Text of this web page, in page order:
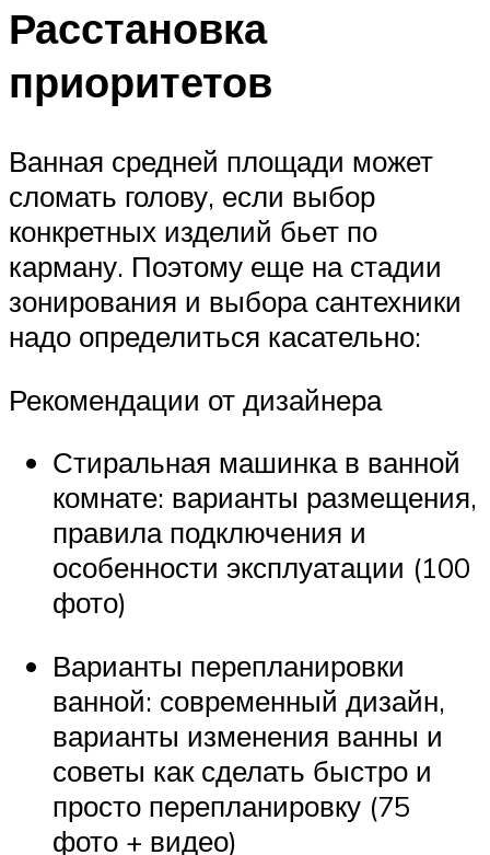
Расстановка
приоритетов
Ванная средней площади может
сломать голову, если выбор
конкретных изделий бьет по
карману. Поэтому еще на стадии
зонирования и выбора сантехники
надо определиться касательно:
Рекомендации от дизайнера
Стиральная машинка в ванной
комнате: варианты размещения,
правила подключения и
особенности эксплуатации (100
фото)
Варианты перепланировки
ванной: современный дизайн,
варианты изменения ванны и
советы как сделать быстро и
просто перепланировку (75
фото + видео)